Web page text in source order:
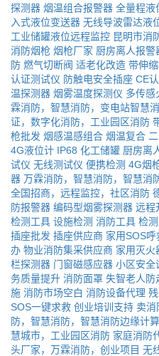
探测器 烟温组合报警器 全量程液
入式液位变送器 无线导波雷达液
工业储罐液位远程监控 昆明市消
消防烟枪 烟枪厂家 厨房离人报警
防 燃气切断阀 适老化改造 带伸
认证测试仪 防触电安全插座 CE
温探测器 烟雾温度探测仪 多传感
霖消防，智慧消防，变电站智慧
证，数字化消防，工业园区消防
枪批发 烟感温感组合 烟温复合
4G液位计 IP68 化工储罐 厨房离
试仪 无线测试仪 便携检测 4G烟
器 万霖消防，智慧消防，智慧消
全国招商，远程监控，社区消防
防报警器 编码型烟雾探测器 远程
检测工具 设施检测 消防工具 检
插座批发 插座供应商 家用SOS呼
办 物业消防集采供应商 家用灭火
栏探测器 门窗磁感应器 小区安全
务质量提升 消防面罩 失智老人防
施 消防市场空白 消防设备代理
SOS一键求救 创业培训支持 卖消
防，智慧消防，智慧消防边缘计
慧城市，工业园区消防 家庭消防
头厂家，万霖消防，创业项目 无